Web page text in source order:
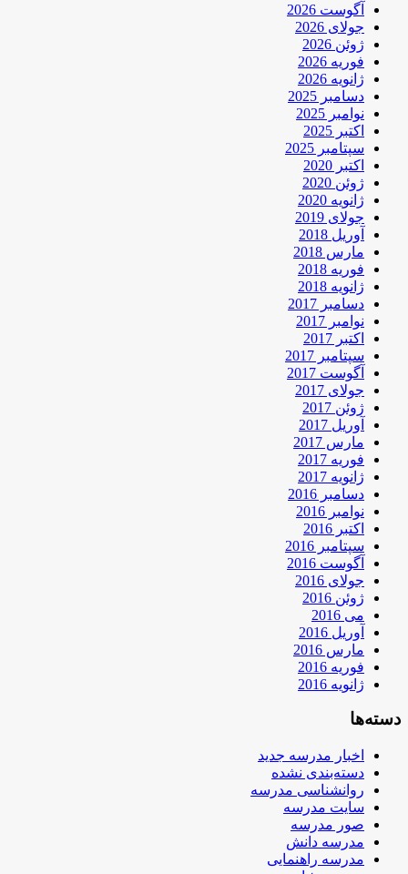
آگوست 2026
جولای 2026
ژوئن 2026
فوریه 2026
ژانویه 2026
دسامبر 2025
نوامبر 2025
اکتبر 2025
سپتامبر 2025
اکتبر 2020
ژوئن 2020
ژانویه 2020
جولای 2019
آوریل 2018
مارس 2018
فوریه 2018
ژانویه 2018
دسامبر 2017
نوامبر 2017
اکتبر 2017
سپتامبر 2017
آگوست 2017
جولای 2017
ژوئن 2017
آوریل 2017
مارس 2017
فوریه 2017
ژانویه 2017
دسامبر 2016
نوامبر 2016
اکتبر 2016
سپتامبر 2016
آگوست 2016
جولای 2016
ژوئن 2016
می 2016
آوریل 2016
مارس 2016
فوریه 2016
ژانویه 2016
دسته‌ها
اخبار مدرسه جدید
دسته‌بندی نشده
روانشناسی مدرسه
سایت مدرسه
صور مدرسه
مدرسه دانش
مدرسه راهنمایی